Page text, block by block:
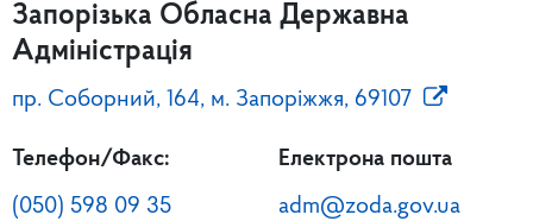
Запорізька Обласна Державна
Адміністрація
пр. Соборний, 164, м. Запоріжжя, 69107
Телефон/Факс:
(050) 598 09 35
Електрона пошта
adm@zoda.gov.ua